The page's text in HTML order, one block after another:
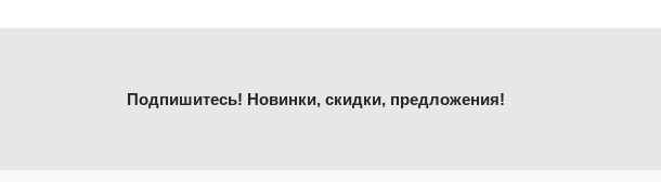
Подпишитесь! Новинки, скидки, предложения!